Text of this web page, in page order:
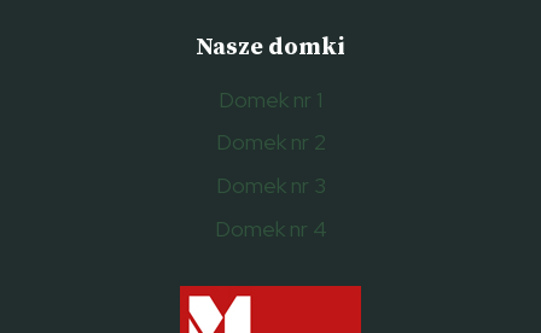
Nasze domki
Domek nr 1
Domek nr 2
Domek nr 3
Domek nr 4